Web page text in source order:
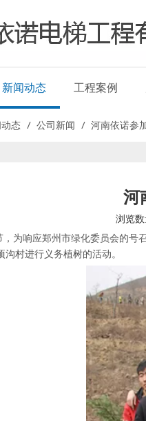
新闻动态 工程案例
态 / 公司新闻 / 河南依诺参
河
浏览数
，为响应郑州市绿化委员会的
村进行义务植树的活动。